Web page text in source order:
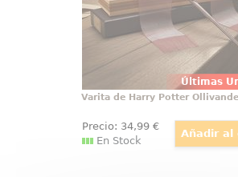
Últimas
Varita de Harry Potter
Precio: 34,99€
En Stock